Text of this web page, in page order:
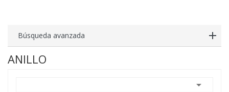
Búsqueda avanzada
ANILLO
